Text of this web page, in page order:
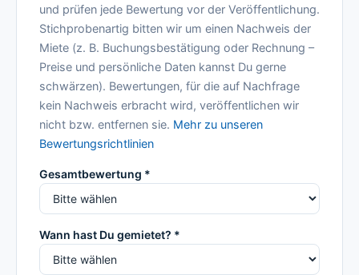
und prüfen jede Bewertung vor der Veröffentlichung.
Stichprobenartig bitten wir um einen Nachweis der
Miete (z. B. Buchungsbestätigung oder Rechnung –
Preise und persönliche Daten kannst Du gerne
schwärzen). Bewertungen, für die auf Nachfrage
kein Nachweis erbracht wird, veröffentlichen wir
nicht bzw. entfernen sie. Mehr zu unseren
Bewertungsrichtlinien
Gesamtbewertung *
Wann hast Du gemietet? *